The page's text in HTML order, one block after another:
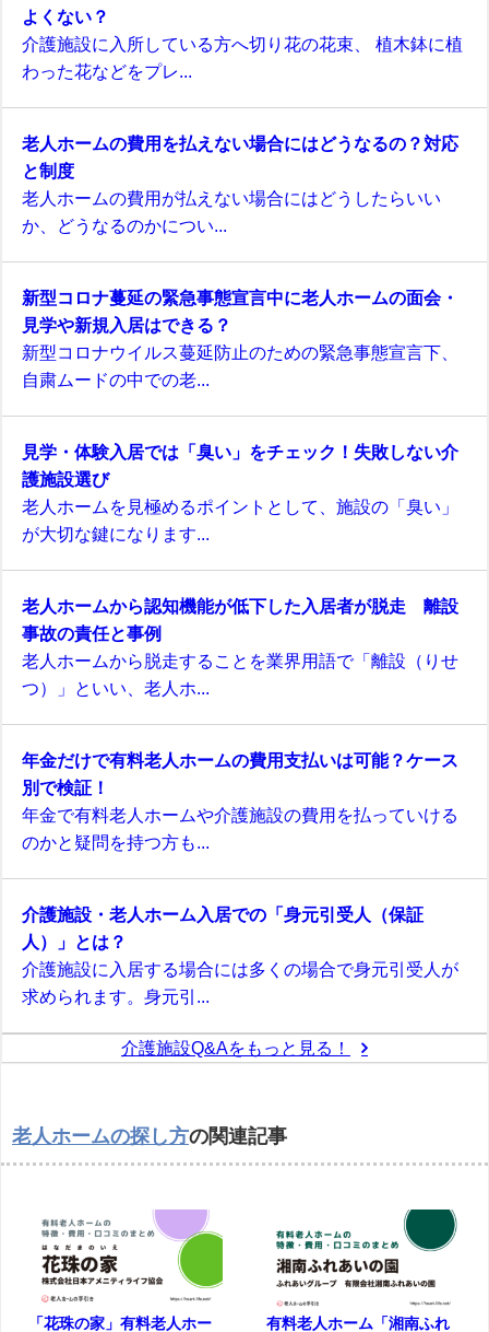
よくない？
介護施設に入所している方へ切り花の花束、 植木鉢に植
わった花などをプレ...
老人ホームの費用を払えない場合にはどうなるの？対応
と制度
老人ホームの費用が払えない場合にはどうしたらいい
か、どうなるのかについ...
新型コロナ蔓延の緊急事態宣言中に老人ホームの面会・
見学や新規入居はできる？
新型コロナウイルス蔓延防止のための緊急事態宣言下、
自粛ムードの中での老...
見学・体験入居では「臭い」をチェック！失敗しない介
護施設選び
老人ホームを見極めるポイントとして、施設の「臭い」
が大切な鍵になります...
老人ホームから認知機能が低下した入居者が脱走 離設
事故の責任と事例
老人ホームから脱走することを業界用語で「離設（りせ
つ）」といい、老人ホ...
年金だけで有料老人ホームの費用支払いは可能？ケース
別で検証！
年金で有料老人ホームや介護施設の費用を払っていける
のかと疑問を持つ方も...
介護施設・老人ホーム入居での「身元引受人（保証
人）」とは？
介護施設に入居する場合には多くの場合で身元引受人が
求められます。身元引...
介護施設Q&Aをもっと見る！
老人ホームの探し方の関連記事
「花珠の家」有料老人ホー
有料老人ホーム「湘南ふれ